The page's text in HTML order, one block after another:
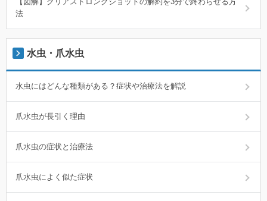
法
水虫・爪水虫
水虫にはどんな種類がある？症状や治療法を解説
爪水虫が長引く理由
爪水虫の症状と治療法
爪水虫によく似た症状